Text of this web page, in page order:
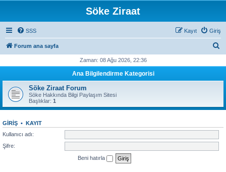
Söke Ziraat
SSS Giriş
Kayıt
Forum ana sayfa
Zaman: 08 Ağu 2026, 22:36
Ana Bilgilendirme Kategorisi
Söke Ziraat Forum
Söke Hakkında Bilgi Paylaşım Sitesi
Başlıklar: 1
GIRIŞ • KAYIT
Kullanıcı adı:
Şifre:
Beni hatırla